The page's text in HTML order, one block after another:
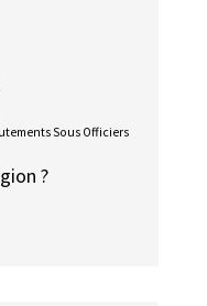
Sous Officiers
?